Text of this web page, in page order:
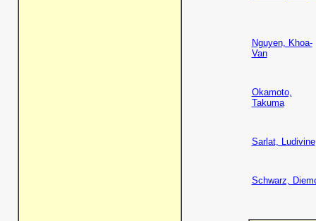
Nguyen, Khoa-
Van
Okamoto,
Takuma
Sarlat, Ludivine
Schwarz,